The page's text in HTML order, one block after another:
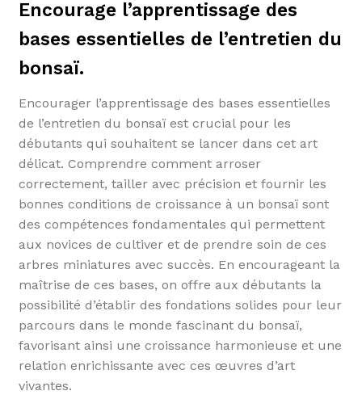
Encourage l’apprentissage des
bases essentielles de l’entretien du
bonsaï.
Encourager l’apprentissage des bases essentielles
de l’entretien du bonsaï est crucial pour les
débutants qui souhaitent se lancer dans cet art
délicat. Comprendre comment arroser
correctement, tailler avec précision et fournir les
bonnes conditions de croissance à un bonsaï sont
des compétences fondamentales qui permettent
aux novices de cultiver et de prendre soin de ces
arbres miniatures avec succès. En encourageant la
maîtrise de ces bases, on offre aux débutants la
possibilité d’établir des fondations solides pour leur
parcours dans le monde fascinant du bonsaï,
favorisant ainsi une croissance harmonieuse et une
relation enrichissante avec ces œuvres d’art
vivantes.